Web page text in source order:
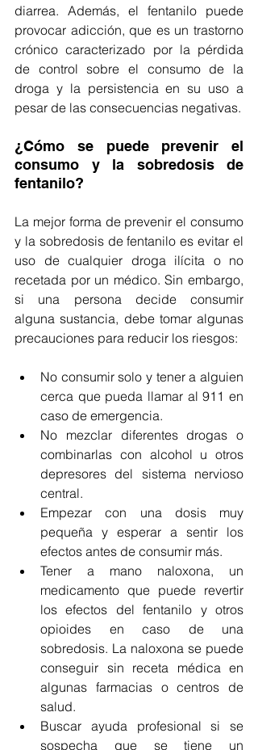
diarrea. Además, el fentanilo puede
provocar adicción, que es un trastorno
crónico caracterizado por la pérdida
de control sobre el consumo de la
droga y la persistencia en su uso a
pesar de las consecuencias negativas.
¿Cómo se puede prevenir el
consumo y la sobredosis de
fentanilo?
La mejor forma de prevenir el consumo
y la sobredosis de fentanilo es evitar el
uso de cualquier droga ilícita o no
recetada por un médico. Sin embargo,
si una persona decide consumir
alguna sustancia, debe tomar algunas
precauciones para reducir los riesgos:
No consumir solo y tener a alguien
cerca que pueda llamar al 911 en
caso de emergencia.
No mezclar diferentes drogas o
combinarlas con alcohol u otros
depresores del sistema nervioso
central.
Empezar con una dosis muy
pequeña y esperar a sentir los
efectos antes de consumir más.
Tener a mano naloxona, un
medicamento que puede revertir
los efectos del fentanilo y otros
opioides en caso de una
sobredosis. La naloxona se puede
conseguir sin receta médica en
algunas farmacias o centros de
salud.
Buscar ayuda profesional si se
sospecha que se tiene un